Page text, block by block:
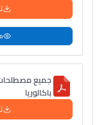
جميع مصطلحات
باكالوريا